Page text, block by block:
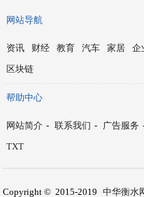
网站导航
资讯 财经 教育 汽车 家居 企
区块链
帮助中心
网站简介 - 联系我们 - 广告服务
TXT
Copyright © 2015-2019 中华衡水